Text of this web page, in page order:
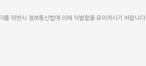
위반시 정보통신법에 의해 처벌함을 유의하시기 바랍니다.